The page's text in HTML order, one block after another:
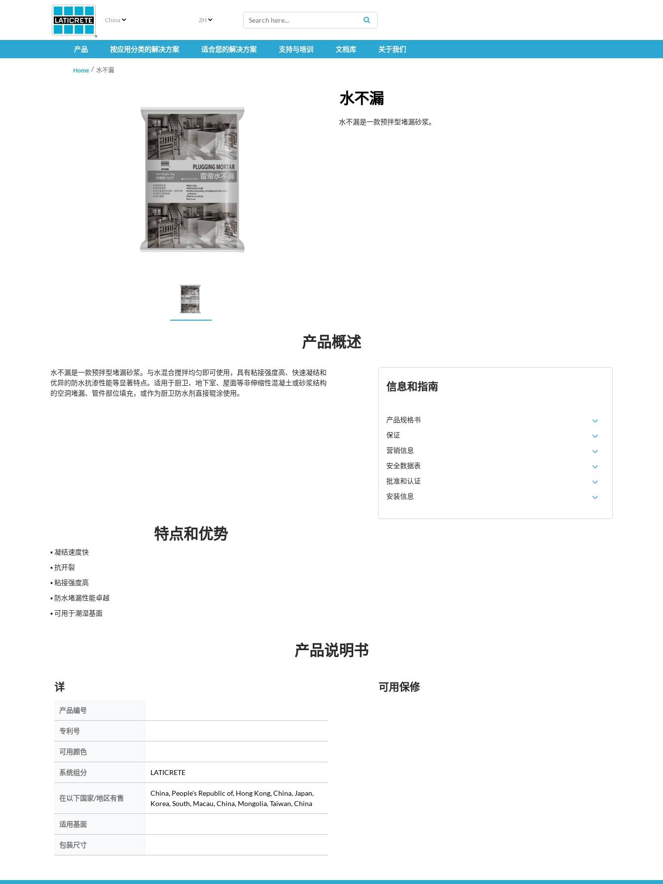
China ZH
SEARCH
产品 按应用分类的解决方案 适合您的解决方案 支持与培训 文档库 关于我们
Home 水不漏
水不漏
水不漏是一款预拌型堵漏砂浆。
产品概述
水不漏是一款预拌型堵漏砂浆。与水混合搅拌均匀即可使用，具有粘接强度高、快速凝结和
优异的防水抗渗性能等显著特点。适用于厨卫、地下室、屋面等非伸缩性混凝土或砂浆结构
的空洞堵漏、管件部位填充，或作为厨卫防水剂直接辊涂使用。
信息和指南
产品规格书
保证
营销信息
安全数据表
批准和认证
安装信息
特点和优势
▪ 凝结速度快
▪ 抗开裂
▪ 粘接强度高
▪ 防水堵漏性能卓越
▪ 可用于潮湿基面
产品说明书
详
产品编号
专利号
可用颜色
系统组分 LATICRETE
在以下国家/地区有售
China, People's Republic of, Hong Kong, China, Japan,
Korea, South, Macau, China, Mongolia, Taiwan, China
适用基面
包装尺寸
可用保修